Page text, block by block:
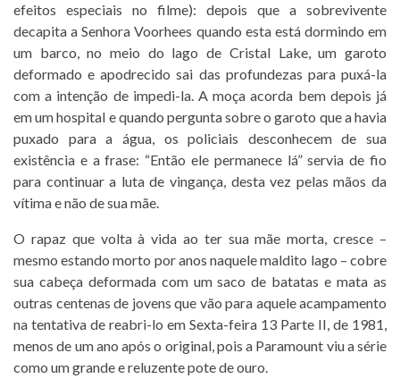
efeitos especiais no filme): depois que a sobrevivente
decapita a Senhora Voorhees quando esta está dormindo em
um barco, no meio do lago de Cristal Lake, um garoto
deformado e apodrecido sai das profundezas para puxá-la
com a intenção de impedi-la. A moça acorda bem depois já
em um hospital e quando pergunta sobre o garoto que a havia
puxado para a água, os policiais desconhecem de sua
existência e a frase: “Então ele permanece lá” servia de fio
para continuar a luta de vingança, desta vez pelas mãos da
vítima e não de sua mãe.
O rapaz que volta à vida ao ter sua mãe morta, cresce –
mesmo estando morto por anos naquele maldito lago – cobre
sua cabeça deformada com um saco de batatas e mata as
outras centenas de jovens que vão para aquele acampamento
na tentativa de reabri-lo em Sexta-feira 13 Parte II, de 1981,
menos de um ano após o original, pois a Paramount viu a série
como um grande e reluzente pote de ouro.